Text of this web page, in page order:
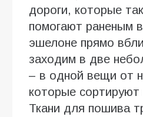
дороги, которые
помогают раненым
эшелоне прямо
заходим в две
– в одной вещи от
которые сортируют
Ткани для пошива